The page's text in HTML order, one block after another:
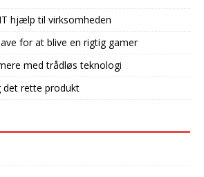
hjælp til virksomheden
for at blive en rigtig gamer
med trådløs teknologi
det rette produkt